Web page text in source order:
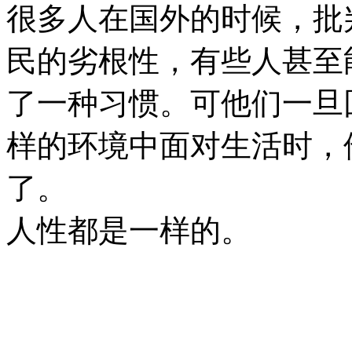
很多人在国外的时候，
民的劣根性，有些人甚
了一种习惯。可他们一
样的环境中面对生活时
了。
人性都是一样的。